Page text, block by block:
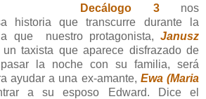
Decálogo 3
nos
historia que transcurre durante la
que nuestro protagonista, Janusz
un taxista que aparece disfrazado de
la noche con su familia, será
ayudar a una ex-amante, Ewa (Maria
a su esposo Edward. Dice el